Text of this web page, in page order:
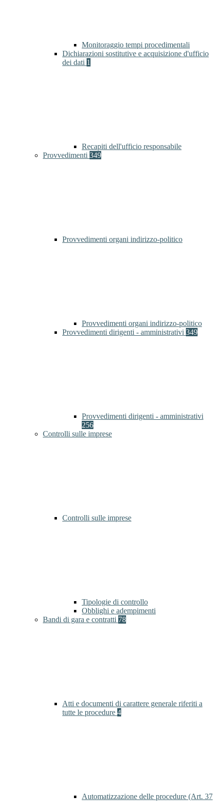
Monitoraggio tempi procedimentali
Dichiarazioni sostitutive e acquisizione d'ufficio
dei dati 1
Recapiti dell'ufficio responsabile
Provvedimenti 349
Provvedimenti organi indirizzo-politico
Provvedimenti organi indirizzo-politico
Provvedimenti dirigenti - amministrativi 349
Provvedimenti dirigenti - amministrativi
256
Controlli sulle imprese
Controlli sulle imprese
Tipologie di controllo
Obblighi e adempimenti
Bandi di gara e contratti 78
Atti e documenti di carattere generale riferiti a
tutte le procedure 4
Automatizzazione delle procedure (Art. 37